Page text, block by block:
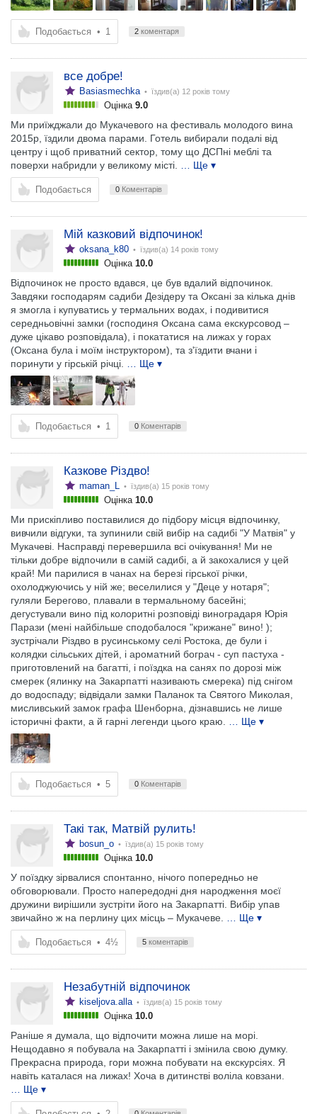
Подобається • 1 2 коментаря
все добре!
Basiasmechka • їздив(а) 12 років тому
Оцінка 9.0
Ми приїжджали до Мукачевого на фестиваль молодого вина
2015р, їздили двома парами. Готель вибирали подалі від
центру і щоб приватний сектор, тому що ДСПні меблі та
поверхи набридли у великому місті.
… Ще ▾
Подобається 0 Коментарів
Мій казковий відпочинок!
oksana_k80 • їздив(а) 14 років тому
Оцінка 10.0
Відпочинок не просто вдався, це був вдалий відпочинок.
Завдяки господарям садиби Дезідеру та Оксані за кілька днів
я змогла і купуватись у термальних водах, і подивитися
середньовічні замки (господиня Оксана сама екскурсовод –
дуже цікаво розповідала), і покататися на лижах у горах
(Оксана була і моїм інструктором), та з'їздити вчани і
поринути у гірській річці.
… Ще ▾
Подобається • 1 0 Коментарів
Казкове Різдво!
maman_L • їздив(а) 15 років тому
Оцінка 10.0
Ми прискіпливо поставилися до підбору місця відпочинку,
вивчили відгуки, та зупинили свій вибір на садибі "У Матвія" у
Мукачеві. Насправді перевершила всі очікування! Ми не
тільки добре відпочили в самій садибі, а й закохалися у цей
край! Ми парилися в чанах на березі гірської річки,
охолоджуючись у ній же; веселилися у "Деце у нотаря";
гуляли Берегово, плавали в термальному басейні;
дегустували вино під колоритні розповіді виноградаря Юрія
Парази (мені найбільше сподобалося "крижане" вино! );
зустрічали Різдво в русинському селі Ростока, де були і
колядки сільських дітей, і ароматний бограч - суп пастуха -
приготовлений на багатті, і поїздка на санях по дорозі між
смерек (ялинку на Закарпатті називають смерека) під снігом
до водоспаду; відвідали замки Паланок та Святого Миколая,
мисливський замок графа Шенборна, дізнавшись не лише
історичні факти, а й гарні легенди цього краю.
… Ще ▾
Подобається • 5 0 Коментарів
Такі так, Матвій рулить!
bosun_o • їздив(а) 15 років тому
Оцінка 10.0
У поїздку зірвалися спонтанно, нічого попередньо не
обговорювали. Просто напередодні дня народження моєї
дружини вирішили зустріти його на Закарпатті. Вибір упав
звичайно ж на перлину цих місць – Мукачеве.
… Ще ▾
Подобається • 4½ 5 коментарів
Незабутній відпочинок
kiseljova.alla • їздив(а) 15 років тому
Оцінка 10.0
Раніше я думала, що відпочити можна лише на морі.
Нещодавно я побувала на Закарпатті і змінила свою думку.
Прекрасна природа, гори можна побувати на екскурсіях. Я
навіть каталася на лижах! Хоча в дитинстві воліла ковзани.
… Ще ▾